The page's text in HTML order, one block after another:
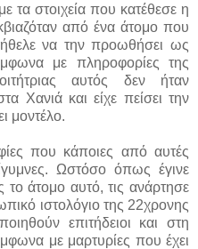
τα στοιχεία που κατέθεσε η
από ένα άτομο που
να την προωθήσει ως
με πληροφορίες της
αυτός δεν ήταν
Χανιά και είχε πείσει την
μοντέλο.
που κάποιες από αυτές
Ωστόσο όπως έγινε
το άτομο αυτό, τις ανάρτησε
ιστολόγιο της 22χρονης
επιτήδειοι και στη
με μαρτυρίες που έχει